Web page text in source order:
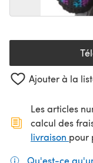
Ajouter à la
Les articles
calcul des
livraison pour
Qu'est-ce